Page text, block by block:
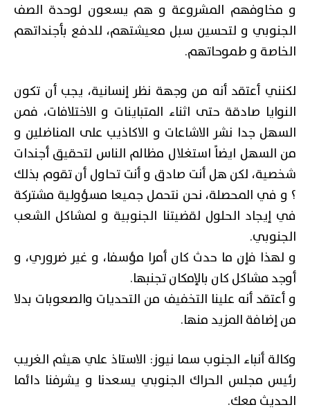
و مخاوفهم المشروعة و هم يسعون لوحدة الصف
الجنوبي و لتحسين سبل معيشتهم، للدفع بأجنداتهم
الخاصة و طموحاتهم.
لكنني أعتقد أنه من وجهة نظر إنسانية، يجب أن تكون
النوايا صادقة حتى اثناء المتباينات و الاختلافات، فمن
السهل جدا نشر الاشاعات و الاكاذيب على المناضلين و
من السهل ايضاً استغلال مظالم الناس لتحقيق أجندات
شخصية، لكن هل أنت صادق و أنت تحاول أن تقوم بذلك
؟ و في المحصلة، نحن نتحمل جميعا مسؤولية مشتركة
في إيجاد الحلول لقضيتنا الجنوبية و لمشاكل الشعب
الجنوبي.
و لهذا فإن ما حدث كان أمرا مؤسفا، و غير ضروري، و
أوجد مشاكل كان بالإمكان تجنبها.
و أعتقد أنه علينا التخفيف من التحديات والصعوبات بدلا
من إضافة المزيد منها.
وكالة أنباء الجنوب سما نيوز: الاستاذ علي هيثم الغريب
رئيس مجلس الحراك الجنوبي يسعدنا و يشرفنا دائما
الحديث معك.